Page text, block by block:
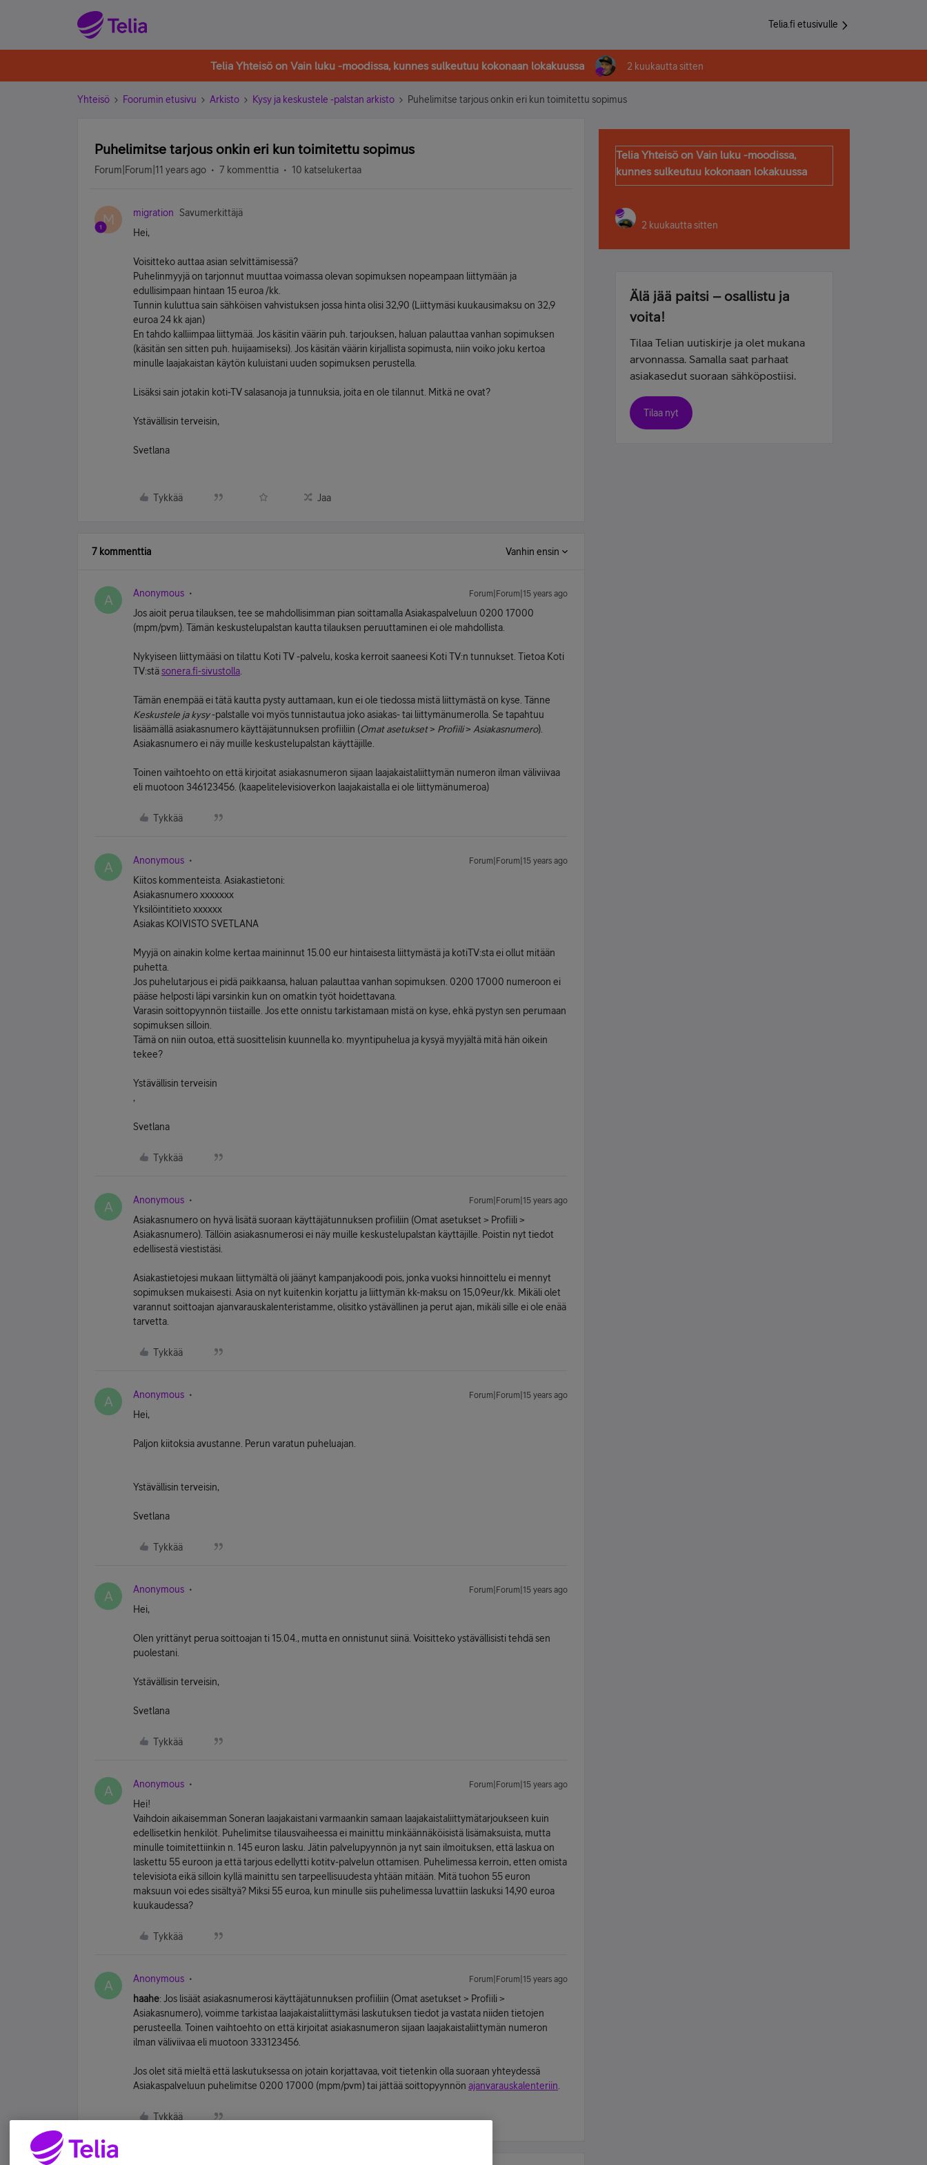
Telia.fi etusivulle
Telia Yhteisö on Vain luku -moodissa, kunnes sulkeutuu kokonaan lokakuussa 2 kuukautta sitten
Yhteisö Foorumin etusivu Arkisto Kysy ja keskustele -palstan arkisto Puhelimitse tarjous onkin eri kun toimitettu sopimus
Puhelimitse tarjous onkin eri kun toimitettu sopimus
Forum|Forum|11 years ago 7 kommenttia 10 katselukertaa
M migration
Savumerkittäjä
Hei,
Voisitteko auttaa asian selvittämisessä?
Puhelinmyyjä on tarjonnut muuttaa voimassa olevan sopimuksen nopeampaan liittymään ja
edullisimpaan hintaan 15 euroa /kk.
Tunnin kuluttua sain sähköisen vahvistuksen jossa hinta olisi 32,90 (Liittymäsi kuukausimaksu on 32,9
euroa 24 kk ajan)
En tahdo kalliimpaa liittymää. Jos käsitin väärin puh. tarjouksen, haluan palauttaa vanhan sopimuksen
(käsitän sen sitten puh. huijaamiseksi). Jos käsitän väärin kirjallista sopimusta, niin voiko joku kertoa
minulle laajakaistan käytön kuluistani uuden sopimuksen perustella.
Lisäksi sain jotakin koti-TV salasanoja ja tunnuksia, joita en ole tilannut. Mitkä ne ovat?
Ystävällisin terveisin,
Svetlana
Tykkää Jaa
7 kommenttia Vanhin ensin
A Anonymous Forum|Forum|15 years ago
Jos aioit perua tilauksen, tee se mahdollisimman pian soittamalla Asiakaspalveluun 0200 17000
(mpm/pvm). Tämän keskustelupalstan kautta tilauksen peruuttaminen ei ole mahdollista.
Nykyiseen liittymääsi on tilattu Koti TV -palvelu, koska kerroit saaneesi Koti TV:n tunnukset. Tietoa Koti
TV:stäsonera.fi-sivustolla
Tämän enempää ei tätä kautta pysty auttamaan, kun ei ole tiedossa mistä liittymästä on kyse. Tänne
Keskustele ja kysy-palstalle voi myös tunnistautua joko asiakas- tai liittymänumerolla. Se tapahtuu
lisäämällä asiakasnumero käyttäjätunnuksen profiiliin (Omat asetukset> Profiili> Asiakasnumero).
Asiakasnumero ei näy muille keskustelupalstan käyttäjille.
Toinen vaihtoehto on että kirjoitat asiakasnumeron sijaan laajakaistaliittymän numeron ilman väliviivaa
eli muotoon 346123456. (kaapelitelevisioverkon laajakaistalla ei ole liittymänumeroa)
Tykkää
A Anonymous Forum|Forum|15 years ago
Kiitos kommenteista. Asiakastietoni:
Asiakasnumero xxxxxxx
Yksilöintitieto xxxxxx
Asiakas KOIVISTO SVETLANA
Myyjä on ainakin kolme kertaa maininnut 15.00 eur hintaisesta liittymästä ja kotiTV:sta ei ollut mitään
puhetta.
Jos puhelutarjous ei pidä paikkaansa, haluan palauttaa vanhan sopimuksen. 0200 17000 numeroon ei
pääse helposti läpi varsinkin kun on omatkin työt hoidettavana.
Varasin soittopyynnön tiistaille. Jos ette onnistu tarkistamaan mistä on kyse, ehkä pystyn sen perumaan
sopimuksen silloin.
Tämä on niin outoa, että suosittelisin kuunnella ko. myyntipuhelua ja kysyä myyjältä mitä hän oikein
tekee?
Ystävällisin terveisin
,
Svetlana
Tykkää
A Anonymous Forum|Forum|15 years ago
Asiakasnumero on hyvä lisätä suoraan käyttäjätunnuksen profiiliin (Omat asetukset > Profiili >
Asiakasnumero). Tällöin asiakasnumerosi ei näy muille keskustelupalstan käyttäjille. Poistin nyt tiedot
edellisestä viestistäsi.
Asiakastietojesi mukaan liittymältä oli jäänyt kampanjakoodi pois, jonka vuoksi hinnoittelu ei mennyt
sopimuksen mukaisesti. Asia on nyt kuitenkin korjattu ja liittymän kk-maksu on 15,09eur/kk. Mikäli olet
varannut soittoajan ajanvarauskalenteristamme, olisitko ystävällinen ja perut ajan, mikäli sille ei ole enää
tarvetta.
Tykkää
A Anonymous Forum|Forum|15 years ago
Hei,
Paljon kiitoksia avustanne. Perun varatun puheluajan.
Ystävällisin terveisin,
Svetlana
Tykkää
A Anonymous Forum|Forum|15 years ago
Hei,
Olen yrittänyt perua soittoajan ti 15.04., mutta en onnistunut siinä. Voisitteko ystävällisisti tehdä sen
puolestani.
Ystävällisin terveisin,
Svetlana
Tykkää
A Anonymous Forum|Forum|15 years ago
Hei!
Vaihdoin aikaisemman Soneran laajakaistani varmaankin samaan laajakaistaliittymätarjoukseen kuin
edellisetkin henkilöt. Puhelimitse tilausvaiheessa ei mainittu minkäännäköisistä lisämaksuista, mutta
minulle toimitettiinkin n. 145 euron lasku. Jätin palvelupyynnön ja nyt sain ilmoituksen, että laskua on
laskettu 55 euroon ja että tarjous edellytti kotitv-palvelun ottamisen. Puhelimessa kerroin, etten omista
televisiota eikä silloin kyllä mainittu sen tarpeellisuudesta yhtään mitään. Mitä tuohon 55 euron
maksuun voi edes sisältyä? Miksi 55 euroa, kun minulle siis puhelimessa luvattiin laskuksi 14,90 euroa
kuukaudessa?
Tykkää
A Anonymous Forum|Forum|15 years ago
haahe: Jos lisäät asiakasnumerosi käyttäjätunnuksen profiiliin (Omat asetukset > Profiili >
Asiakasnumero), voimme tarkistaa laajakaistaliittymäsi laskutuksen tiedot ja vastata niiden tietojen
perusteella. Toinen vaihtoehto on että kirjoitat asiakasnumeron sijaan laajakaistaliittymän numeron
ilman väliviivaa eli muotoon 333123456.
Jos olet sitä mieltä että laskutuksessa on jotain korjattavaa, voit tietenkin olla suoraan yhteydessä
Asiakaspalveluun puhelimitse 0200 17000 (mpm/pvm) tai jättää soittopyynnön ajanvarauskalenteriin
Tykkää
Telia Yhteisö on Vain luku -moodissa,
kunnes sulkeutuu kokonaan lokakuussa
2 kuukautta sitten
Älä jää paitsi – osallistu ja
voita!
Tilaa Telian uutiskirje ja olet mukana
arvonnassa. Samalla saat parhaat
asiakasedut suoraan sähköpostiisi.
Tilaa nyt